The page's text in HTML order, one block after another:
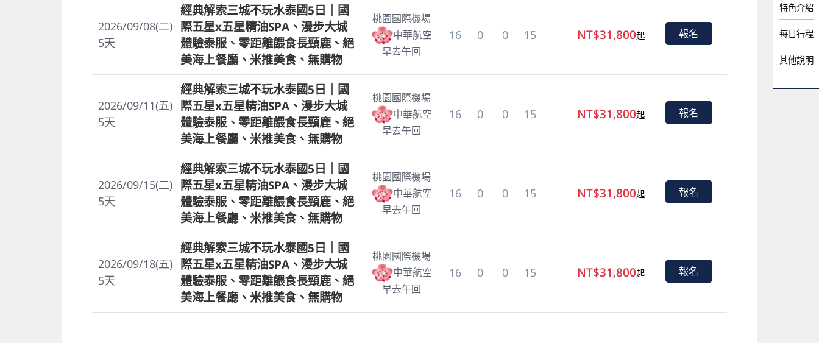
特色介紹
每日行程
其他說明
2026/09/08(二)
5天
經典解索三城不玩水泰國5日｜國
際五星x五星精油SPA、漫步大城
體驗泰服、零距離餵食長頸鹿、絕
美海上餐廳、米推美食、無購物
桃園國際機場
中華航空
早去午回
16 0 0 15 NT$31,800起 報名
2026/09/11(五)
5天
經典解索三城不玩水泰國5日｜國
際五星x五星精油SPA、漫步大城
體驗泰服、零距離餵食長頸鹿、絕
美海上餐廳、米推美食、無購物
桃園國際機場
中華航空
早去午回
16 0 0 15 NT$31,800起 報名
2026/09/15(二)
5天
經典解索三城不玩水泰國5日｜國
際五星x五星精油SPA、漫步大城
體驗泰服、零距離餵食長頸鹿、絕
美海上餐廳、米推美食、無購物
桃園國際機場
中華航空
早去午回
16 0 0 15 NT$31,800起 報名
2026/09/18(五)
5天
經典解索三城不玩水泰國5日｜國
際五星x五星精油SPA、漫步大城
體驗泰服、零距離餵食長頸鹿、絕
美海上餐廳、米推美食、無購物
桃園國際機場
中華航空
早去午回
16 0 0 15 NT$31,800起 報名